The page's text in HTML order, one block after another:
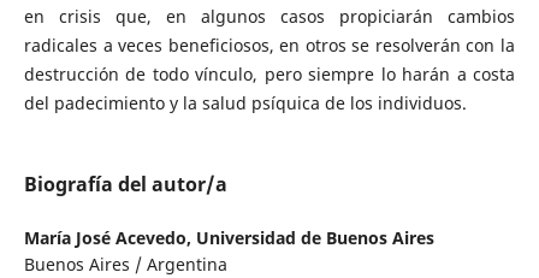
en crisis que, en algunos casos propiciarán cambios
radicales a veces beneficiosos, en otros se resolverán con la
destrucción de todo vínculo, pero siempre lo harán a costa
del padecimiento y la salud psíquica de los individuos.
Biografía del autor/a
María José Acevedo, Universidad de Buenos Aires
Buenos Aires / Argentina